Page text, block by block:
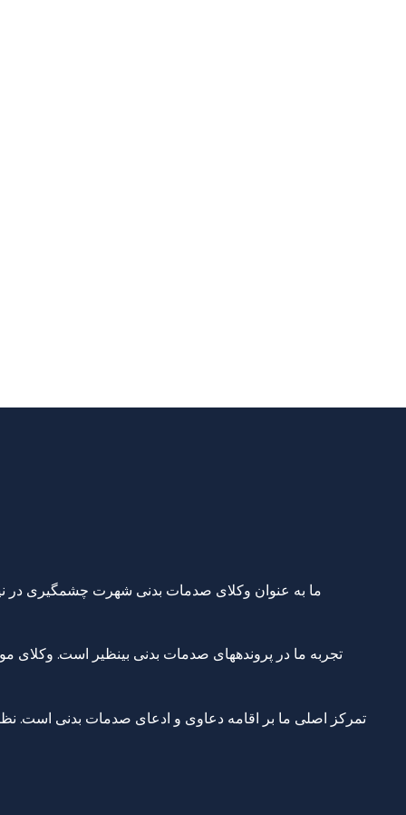
ما به عنوان وکلای صدمات بدنی شهرت چشمگیری در
تمرکز اصلی ما بر اقامه دعاوی و ادعای صدمات بدنی است.